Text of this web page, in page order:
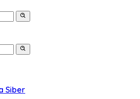
Siber